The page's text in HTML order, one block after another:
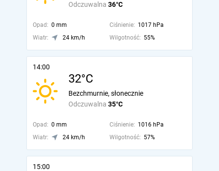
Odczuwalna 36°C
Opad: 0 mm Ciśnienie: 1017 hPa
Wiatr:
24 km/h Wilgotność: 55%
14:00
32°C
Odczuwalna 35°C
Bezchmurnie, słonecznie
Opad: 0 mm Ciśnienie: 1016 hPa
Wiatr:
24 km/h Wilgotność: 57%
15:00